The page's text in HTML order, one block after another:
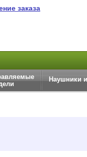
заказа
Наушники